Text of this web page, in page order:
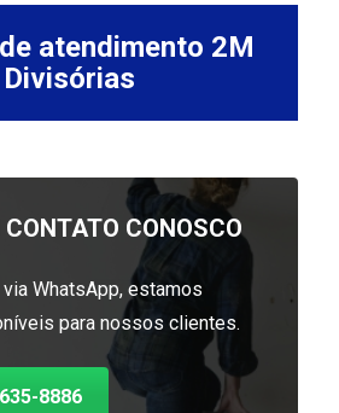
atendimento 2M
Divisórias
CONTATO CONOSCO
WhatsApp, estamos
para nossos clientes.
8886